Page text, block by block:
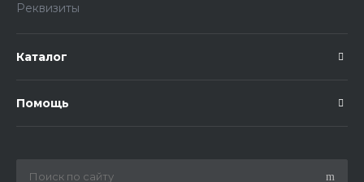
Реквизиты
Каталог
Помощь